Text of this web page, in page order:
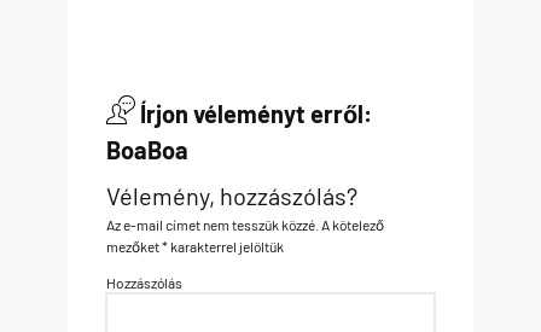
Írjon véleményt erről:
BoaBoa
Vélemény, hozzászólás?
Az e-mail címet nem tesszük közzé. A kötelező
mezőket* karakterrel jelöltük
Hozzászólás